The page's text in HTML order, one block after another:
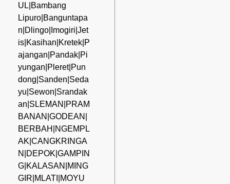
UL|Bambang
Lipuro|Banguntapa
n|Dlingo|Imogiri|Jet
is|Kasihan|Kretek|P
ajangan|Pandak|Pi
yungan|Pleret|Pun
dong|Sanden|Seda
yu|Sewon|Srandak
an|SLEMAN|PRAM
BANAN|GODEAN|
BERBAH|NGEMPL
AK|CANGKRINGA
N|DEPOK|GAMPIN
G|KALASAN|MING
GIR|MLATI|MOYU